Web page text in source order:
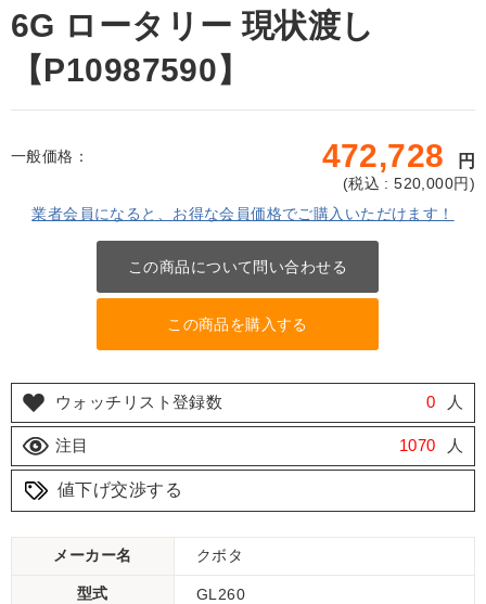
6G ロータリー 現状渡し
【P10987590】
一般価格： 472,728 円
(税込 : 520,000円)
業者会員になると、お得な会員価格でご購入いただけます！
この商品について問い合わせる
この商品を購入する
ウォッチリスト登録数 0 人
注目 1070 人
値下げ交渉する
メーカー名 クボタ
型式 GL260